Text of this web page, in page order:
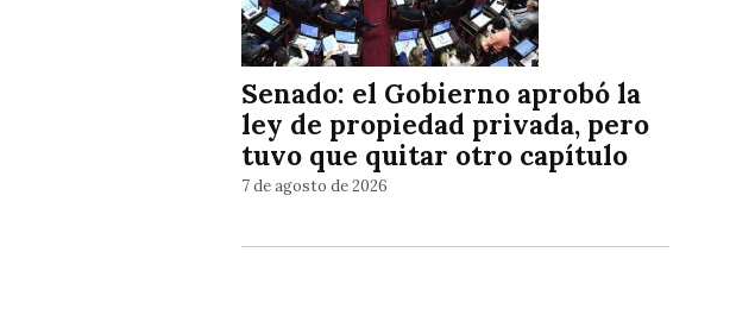
Senado: el Gobierno aprobó la
ley de propiedad privada, pero
tuvo que quitar otro capítulo
7 de agosto de 2026